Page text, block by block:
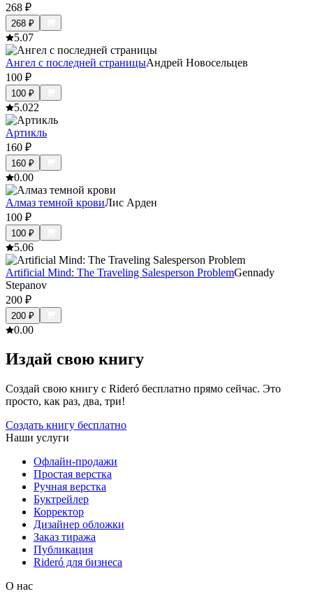
268 ₽
268 ₽
5.07
Ангел с последней страницыАндрей Новосельцев
100 ₽
100 ₽
5.022
Артикль
160 ₽
160 ₽
0.00
Алмаз темной кровиЛис Арден
100 ₽
100 ₽
5.06
Artificial Mind: The Traveling Salesperson ProblemGennady
Stepanov
200 ₽
200 ₽
0.00
Издай свою книгу
Создай свою книгу с Rideró бесплатно прямо сейчас. Это
просто, как раз, два, три!
Создать книгу бесплатно
Наши услуги
Офлайн-продажи
Простая верстка
Ручная верстка
Буктрейлер
Корректор
Дизайнер обложки
Заказ тиража
Публикация
Rideró для бизнеса
О нас